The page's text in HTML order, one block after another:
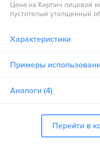
Цена на Кирпич лицевой
пустотелый утолщенный
Характеристики
Примеры
Аналоги (4)
Перейти в